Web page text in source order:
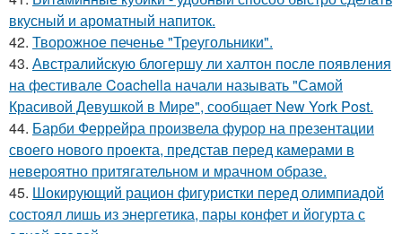
вкусный и ароматный напиток.
42. Творожное печенье "Треугольники".
43. Австралийскую блогершу ли халтон после появления
на фестивале Coachella начали называть "Самой
Красивой Девушкой в Мире", сообщает New York Post.
44. Барби Феррейра произвела фурор на презентации
своего нового проекта, представ перед камерами в
невероятно притягательном и мрачном образе.
45. Шокирующий рацион фигуристки перед олимпиадой
состоял лишь из энергетика, пары конфет и йогурта с